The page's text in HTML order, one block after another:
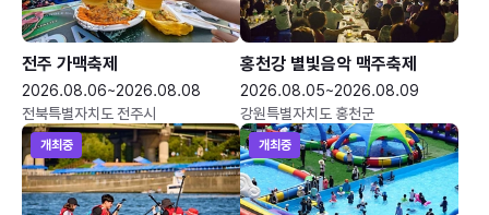
전주 가맥축제
2026.08.06~2026.08.08
전북특별자치도 전주시
홍천강 별빛음악 맥주축제
2026.08.05~2026.08.09
강원특별자치도 홍천군
개최중 개최중